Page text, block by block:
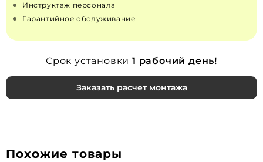
Инструктаж персонала
Гарантийное обслуживание
Срок установки 1 рабочий день!
Заказать расчет монтажа
Похожие товары